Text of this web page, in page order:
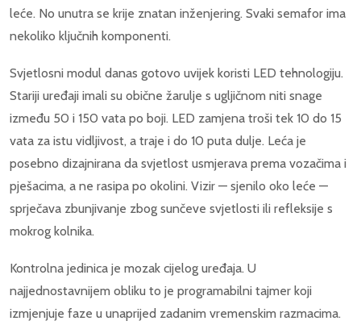
leće. No unutra se krije znatan inženjering. Svaki semafor ima
nekoliko ključnih komponenti.
Svjetlosni modul danas gotovo uvijek koristi LED tehnologiju.
Stariji uređaji imali su obične žarulje s ugljičnom niti snage
između 50 i 150 vata po boji. LED zamjena troši tek 10 do 15
vata za istu vidljivost, a traje i do 10 puta dulje. Leća je
posebno dizajnirana da svjetlost usmjerava prema vozačima i
pješacima, a ne rasipa po okolini. Vizir — sjenilo oko leće —
sprječava zbunjivanje zbog sunčeve svjetlosti ili refleksije s
mokrog kolnika.
Kontrolna jedinica je mozak cijelog uređaja. U
najjednostavnijem obliku to je programabilni tajmer koji
izmjenjuje faze u unaprijed zadanim vremenskim razmacima.